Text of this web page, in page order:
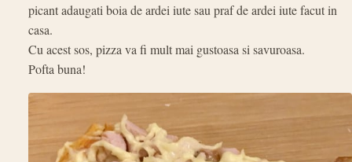
picant adaugati boia de ardei iute sau praf de ardei iute facut in
casa.
Cu acest sos, pizza va fi mult mai gustoasa si savuroasa.
Pofta buna!